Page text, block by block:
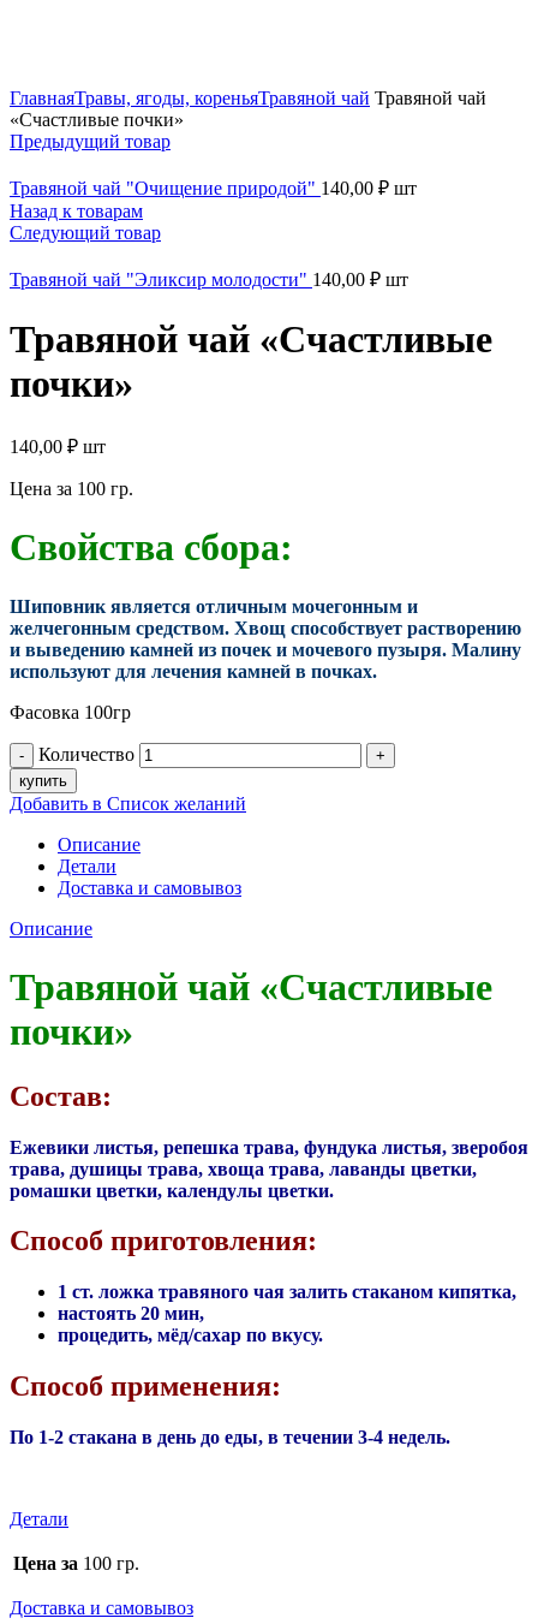
ГлавнаяТравы, ягоды, кореньяТравяной чай Травяной чай
«Счастливые почки»
Предыдущий товар
Травяной чай "Очищение природой" 140,00 ₽ шт
Назад к товарам
Следующий товар
Травяной чай "Эликсир молодости" 140,00 ₽ шт
Травяной чай «Счастливые
почки»
140,00 ₽ шт
Цена за 100 гр.
Свойства сбора:
Шиповник является отличным мочегонным и
желчегонным средством. Хвощ способствует растворению
и выведению камней из почек и мочевого пузыря. Малину
используют для лечения камней в почках.
Фасовка 100гр
Количество
купить
Добавить в Список желаний
Описание
Детали
Доставка и самовывоз
Описание
Травяной чай «Счастливые
почки»
Состав:
Ежевики листья, репешка трава, фундука листья, зверобоя
трава, душицы трава, хвоща трава, лаванды цветки,
ромашки цветки, календулы цветки.
Способ приготовления:
1 ст. ложка травяного чая залить стаканом кипятка,
настоять 20 мин,
процедить, мёд/сахар по вкусу.
Способ применения:
По 1-2 стакана в день до еды, в течении 3-4 недель.
Детали
Цена за 100 гр.
Доставка и самовывоз